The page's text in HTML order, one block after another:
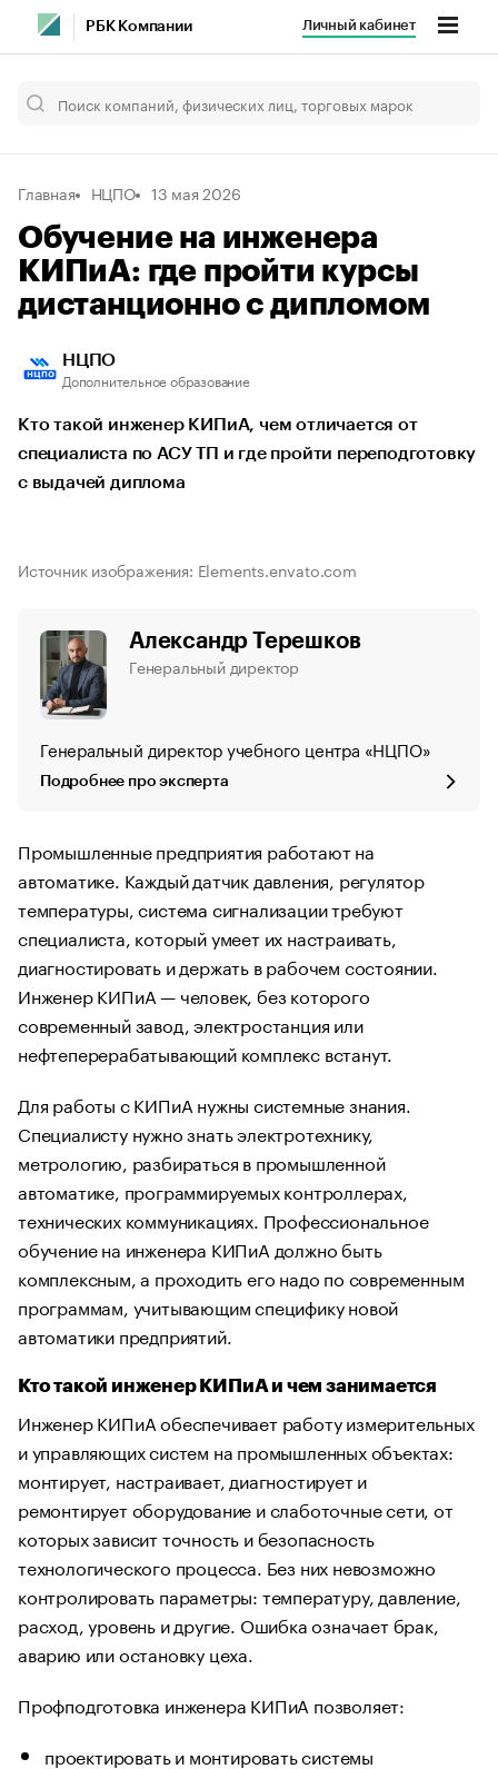
РБК Компании Личный кабинет
Главная НЦПО 13 мая 2026
Обучение на инженера
КИПиА: где пройти курсы
дистанционно с дипломом
НЦПО
Дополнительное образование
Кто такой инженер КИПиА, чем отличается от
специалиста по АСУ ТП и где пройти переподготовку
с выдачей диплома
Источник изображения: Elements.envato.com
Александр Терешков
Генеральный директор
Генеральный директор учебного центра «НЦПО»
Подробнее про эксперта
Промышленные предприятия работают на
автоматике. Каждый датчик давления, регулятор
температуры, система сигнализации требуют
специалиста, который умеет их настраивать,
диагностировать и держать в рабочем состоянии.
Инженер КИПиА — человек, без которого
современный завод, электростанция или
нефтеперерабатывающий комплекс встанут.
Для работы с КИПиА нужны системные знания.
Специалисту нужно знать электротехнику,
метрологию, разбираться в промышленной
автоматике, программируемых контроллерах,
технических коммуникациях. Профессиональное
обучение на инженера КИПиА должно быть
комплексным, а проходить его надо по современным
программам, учитывающим специфику новой
автоматики предприятий.
Кто такой инженер КИПиА и чем занимается
Инженер КИПиА обеспечивает работу измерительных
и управляющих систем на промышленных объектах:
монтирует, настраивает, диагностирует и
ремонтирует оборудование и слаботочные сети, от
которых зависит точность и безопасность
технологического процесса. Без них невозможно
контролировать параметры: температуру, давление,
расход, уровень и другие. Ошибка означает брак,
аварию или остановку цеха.
Профподготовка инженера КИПиА позволяет:
проектировать и монтировать системы